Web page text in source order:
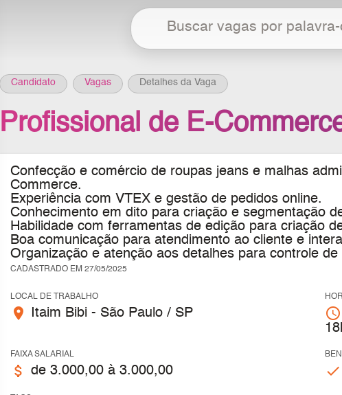
Candidato Vagas Detalhes da Vaga
Profissional de E-
Confecção e comércio de roupas jeans e malhas
Commerce.
Experiência com VTEX e gestão de pedidos online.
Conhecimento em dito para criação e segmentação
Habilidade com ferramentas de edição para criação
Boa comunicação para atendimento ao cliente e
Organização e atenção aos detalhes para controle
CADASTRADO EM 27/05/2025
LOCAL DE TRABALHO
place Itaim Bibi - São Paulo / SP access_time
FAIXA SALARIAL
attach_money de 3.000,00 à 3.000,00 check